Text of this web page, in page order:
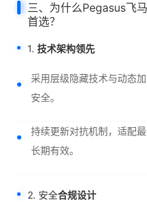
三、为什么Pegasus飞
首选？
1. 技术架构领先
采用层级隐藏技术与动态
安全。
持续更新对抗机制，适配
长期有效。
2. 安全合规设计